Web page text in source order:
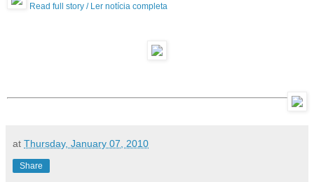
Read full story / Ler notícia completa
at Thursday, January 07, 2010
Share